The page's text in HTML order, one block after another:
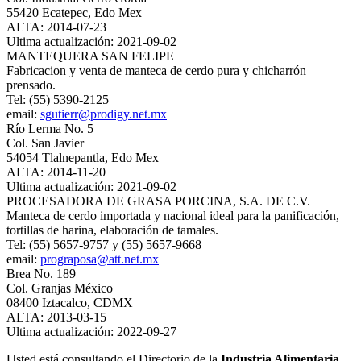
55420 Ecatepec, Edo Mex
ALTA: 2014-07-23
Ultima actualización: 2021-09-02
MANTEQUERA SAN FELIPE
Fabricacion y venta de manteca de cerdo pura y chicharrón
prensado.
Tel: (55) 5390-2125
email: sgutierr@prodigy.net.mx
Río Lerma No. 5
Col. San Javier
54054 Tlalnepantla, Edo Mex
ALTA: 2014-11-20
Ultima actualización: 2021-09-02
PROCESADORA DE GRASA PORCINA, S.A. DE C.V.
Manteca de cerdo importada y nacional ideal para la panificación,
tortillas de harina, elaboración de tamales.
Tel: (55) 5657-9757 y (55) 5657-9668
email: prograposa@att.net.mx
Brea No. 189
Col. Granjas México
08400 Iztacalco, CDMX
ALTA: 2013-03-15
Ultima actualización: 2022-09-27